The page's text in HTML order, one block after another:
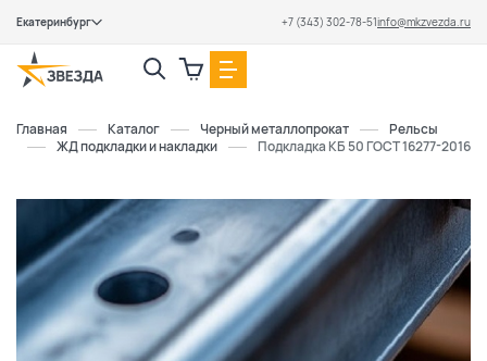
Екатеринбург +7 (343) 302-78-51info@mkzvezda.ru
Главная Каталог Черный металлопрокат
Рельсы
ЖД подкладки и накладки
Подкладка КБ 50 ГОСТ 16277-2016